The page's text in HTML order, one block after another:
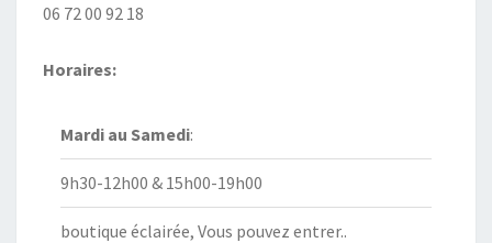
06 72 00 92 18
Horaires:
Mardi au Samedi:
9h30-12h00 & 15h00-19h00
boutique éclairée, Vous pouvez entrer..